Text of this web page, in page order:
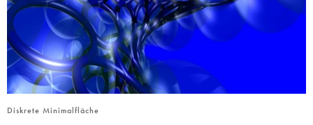
Diskrete Minimalfläche